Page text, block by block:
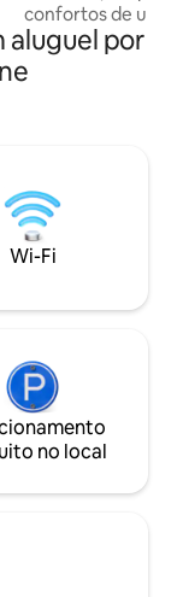
confortos de um lar. Este Yurt
equipado está
Nacional de
Reservatório de Fall
comodidades
único. Além das espetaculares
configurações
podem acessar
e guitarras
aluguel por
Wi-Fi
no local